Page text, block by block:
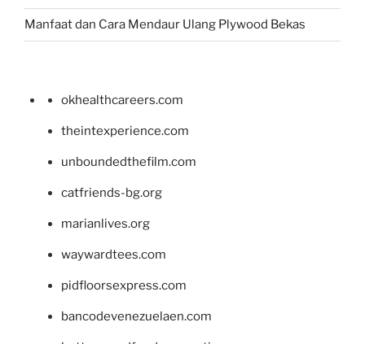
Manfaat dan Cara Mendaur Ulang Plywood Bekas
okhealthcareers.com
theintexperience.com
unboundedthefilm.com
catfriends-bg.org
marianlives.org
waywardtees.com
pidfloorsexpress.com
bancodevenezuelaen.com